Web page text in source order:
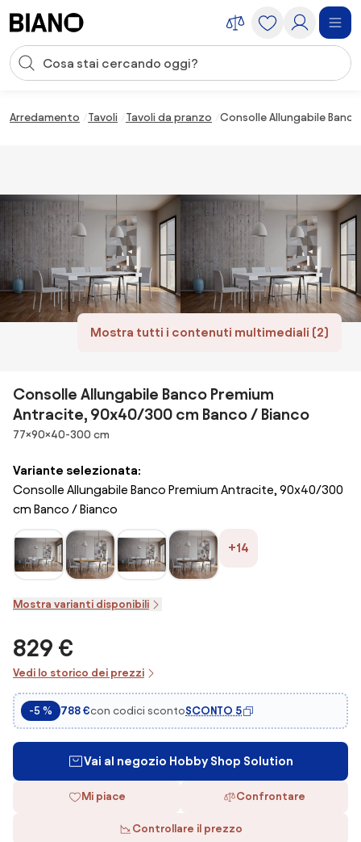
Input della ricerca
Arredamento Tavoli Tavoli da pranzo Consolle Allungabile
Mostra tutti i contenuti multimediali (2)
Consolle Allungabile Banco Premium
Antracite, 90x40/300 cm Banco / Bianco
Dimensioni
77×90×40-300 cm
Variante selezionata:
Consolle Allungabile Banco Premium Antracite, 90x40/300
cm Banco / Bianco
+14
Mostra varianti disponibili
829 €
Vedi lo storico dei prezzi
-5 % 788 €con codici scontoSCONTO 5
Vai al negozio Hobby Shop Solution
Mi piace Confrontare
Controllare il prezzo